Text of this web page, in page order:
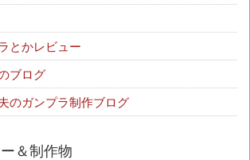
とかレビュー
ブログ
のガンプラ制作ブログ
＆制作物